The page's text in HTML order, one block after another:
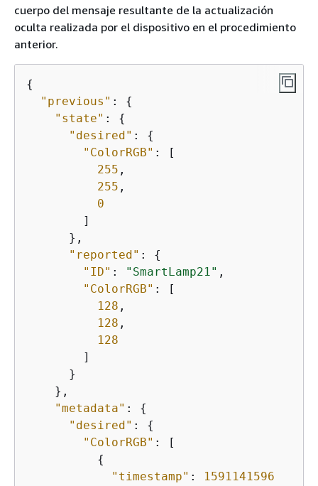
cuerpo del mensaje resultante de la actualización
oculta realizada por el dispositivo en el procedimiento
anterior.
{
"previous" : {
"state" : {
"desired" : {
"ColorRGB" : [
255 ,
255 ,
0
        ]
      },
"reported" : {
"ID" : "SmartLamp21" ,
"ColorRGB" : [
128 ,
128 ,
128
        ]
      }
    },
"metadata" : {
"desired" : {
"ColorRGB" : [
{
"timestamp" :
1591141596